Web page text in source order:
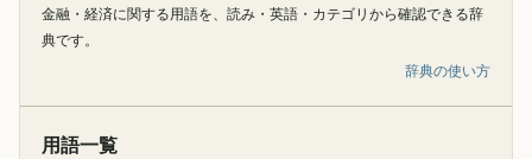
金融・経済に関する用語を、読み・英語・カテゴリから確認できる辞
典です。
辞典の使い方
用語一覧